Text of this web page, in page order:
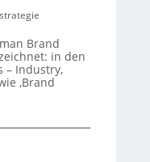
Brand
in den
– Industry,
‚Brand